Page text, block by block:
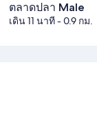
ตลาดปลา Male
เดิน 11 นาที- 0.9 กม.